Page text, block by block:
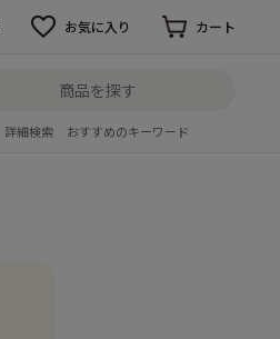
お気に入り カート
詳細検索 おすすめのキーワード